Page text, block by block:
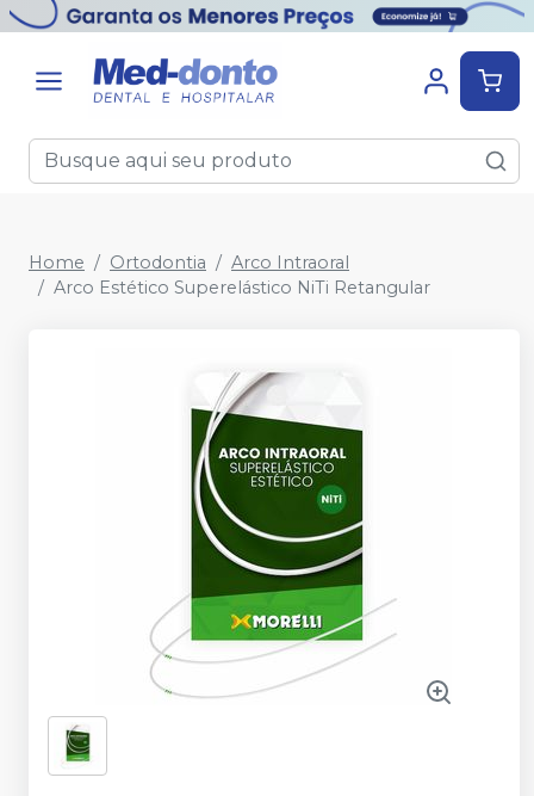
Home Ortodontia
Arco Intraoral
Arco Estético Superelástico NiTi Retangular